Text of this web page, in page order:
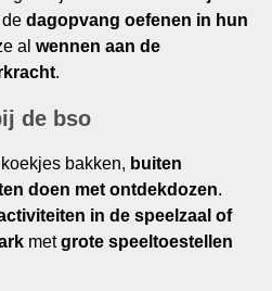
dagopvang oefenen in hun
al wennen aan de
.
de bso
koekjes bakken, buiten
doen met ontdekdozen.
in de speelzaal of
metgrote speeltoestellen